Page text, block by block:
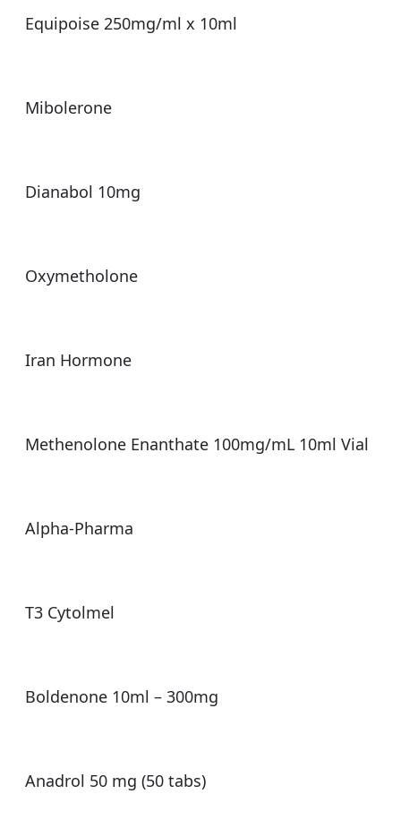
Equipoise 250mg/ml x 10ml
Mibolerone
Dianabol 10mg
Oxymetholone
Iran Hormone
Methenolone Enanthate 100mg/mL 10ml Vial
Alpha-Pharma
T3 Cytolmel
Boldenone 10ml – 300mg
Anadrol 50 mg (50 tabs)